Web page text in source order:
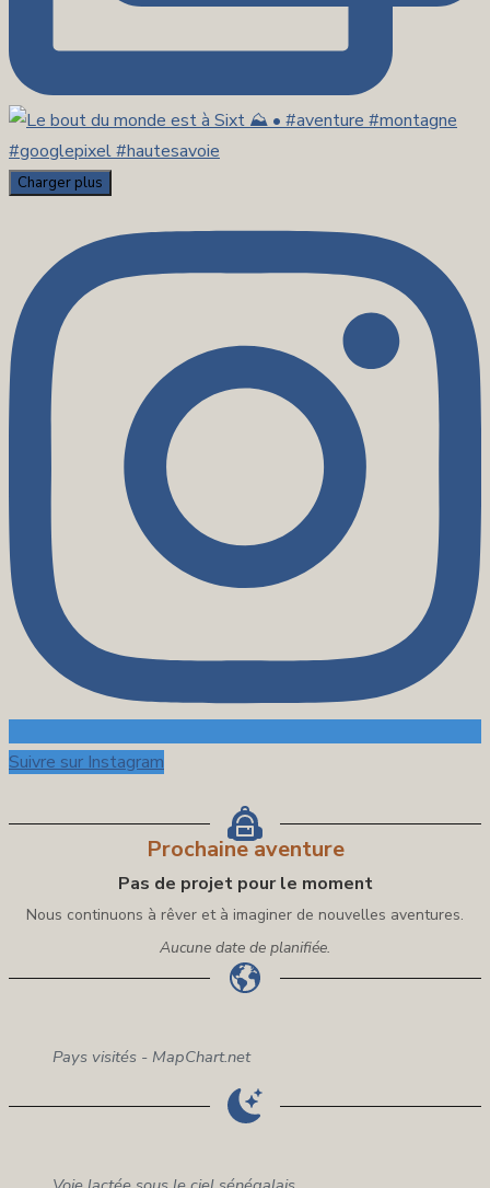
Charger plus
Suivre sur Instagram
Prochaine aventure
Pas de projet pour le moment
Nous continuons à rêver et à imaginer de nouvelles aventures.
Aucune date de planifiée.
Pays visités - MapChart.net